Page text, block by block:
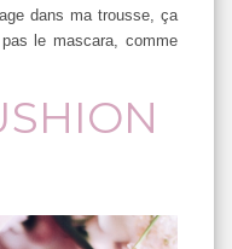
dans ma trousse, ça
le mascara, comme